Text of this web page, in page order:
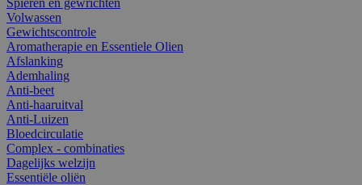
Volwassen
Gewichtscontrole
Aromatherapie en Essentiele Olien
Afslanking
Ademhaling
Anti-beet
Anti-haaruitval
Anti-Luizen
Bloedcirculatie
Complex - combinaties
Dagelijks welzijn
Essentiële oliën